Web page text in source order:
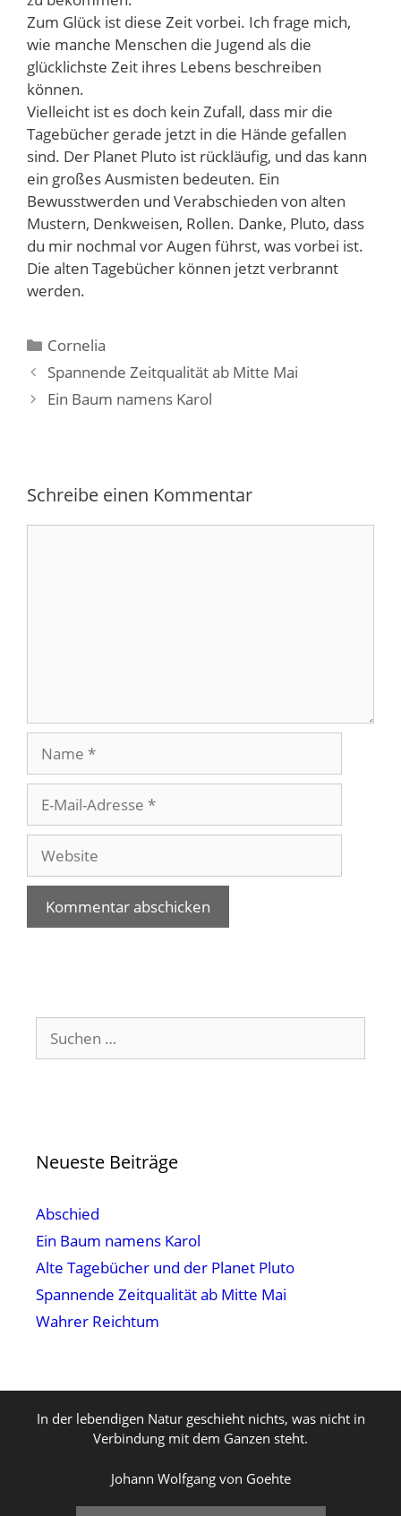
Zum Glück ist diese Zeit vorbei. Ich frage mich,
wie manche Menschen die Jugend als die
glücklichste Zeit ihres Lebens beschreiben
können.
Vielleicht ist es doch kein Zufall, dass mir die
Tagebücher gerade jetzt in die Hände gefallen
sind. Der Planet Pluto ist rückläufig, und das kann
ein großes Ausmisten bedeuten. Ein
Bewusstwerden und Verabschieden von alten
Mustern, Denkweisen, Rollen. Danke, Pluto, dass
du mir nochmal vor Augen führst, was vorbei ist.
Die alten Tagebücher können jetzt verbrannt
werden.
Kategorien
Cornelia
Spannende Zeitqualität ab Mitte Mai
Ein Baum namens Karol
Schreibe einen Kommentar
Mail-
Adresse
Website
Suchen
nach:
Neueste Beiträge
Abschied
Ein Baum namens Karol
Alte Tagebücher und der Planet Pluto
Spannende Zeitqualität ab Mitte Mai
Wahrer Reichtum
In der lebendigen Natur geschieht nichts, was nicht in
Verbindung mit dem Ganzen steht.
Johann Wolfgang von Goehte